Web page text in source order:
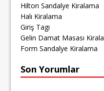
Hilton Sandalye Kiralama
Halı Kiralama
Giriş Tagı
Gelin Damat Masası
Form Sandalye Kiralama
Son Yorumlar